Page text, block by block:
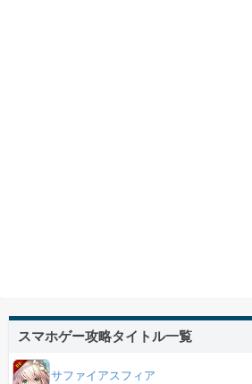
スマホゲー攻略タイトル一覧
サファイアスフィア